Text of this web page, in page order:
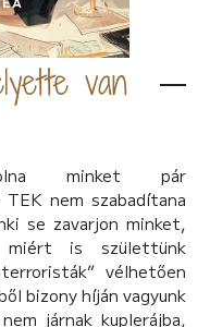
van
minket pár
nem szabadítana
se zavarjon minket,
miért is születtünk
vélhetően
bizony híján vagyunk
járnak kuplerájba,